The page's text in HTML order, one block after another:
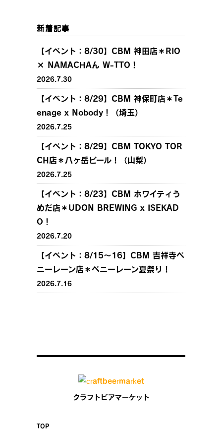
新着記事
【イベント：8/30】CBM 神田店＊RIO
× NAMACHAん W-TTO！
2026.7.30
【イベント：8/29】CBM 神保町店＊Te
enage x Nobody！（埼玉）
2026.7.25
【イベント：8/29】CBM TOKYO TOR
CH店＊八ヶ岳ビール！（山梨）
2026.7.25
【イベント：8/23】CBM ホワイティう
めだ店＊UDON BREWING x ISEKAD
O！
2026.7.20
【イベント：8/15〜16】CBM 吉祥寺ペ
ニーレーン店＊ペニーレーン夏祭り！
2026.7.16
クラフトビアマーケット
TOP